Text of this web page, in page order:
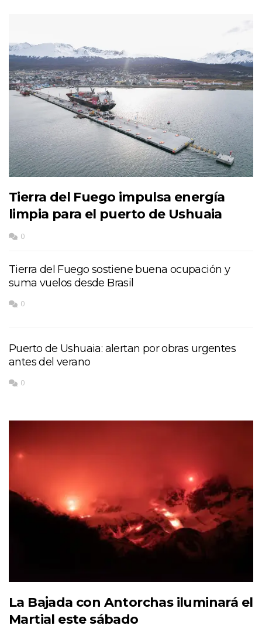
Tierra del Fuego impulsa energía
limpia para el puerto de Ushuaia
0
Tierra del Fuego sostiene buena ocupación y
suma vuelos desde Brasil
0
Puerto de Ushuaia: alertan por obras urgentes
antes del verano
0
La Bajada con Antorchas iluminará el
Martial este sábado